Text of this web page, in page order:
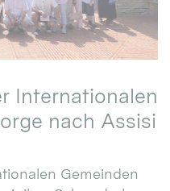
Internationalen
nach Assisi
Gemeinden